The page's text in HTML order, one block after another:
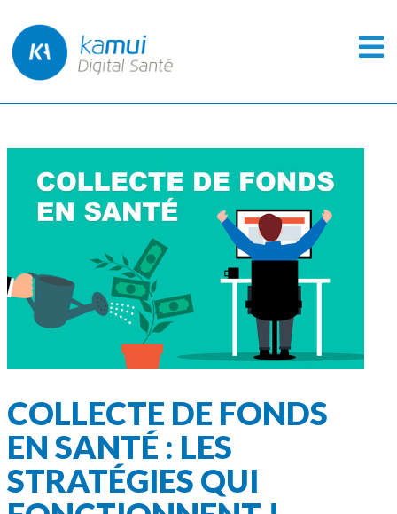
COLLECTE DE FONDS
EN SANTÉ : LES
STRATÉGIES QUI